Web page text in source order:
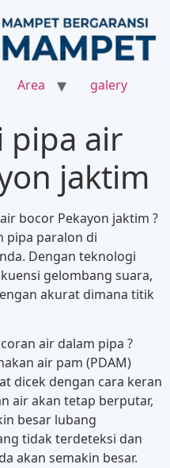
Area galery
pipa air
jaktim
bocor Pekayon jaktim ?
pipa paralon di
Dengan teknologi
gelombang suara,
akurat dimana titik
air dalam pipa ?
air pam (PDAM)
dicek dengan cara keran
air akan tetap berputar,
besar lubang
tidak terdeteksi dan
akan semakin besar.